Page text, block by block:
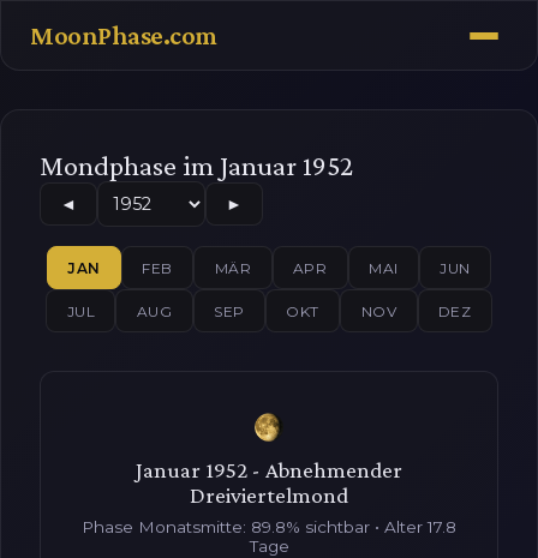
MoonPhase.com
Mondphase im Januar 1952
◄ ►
JAN FEB MÄR APR MAI JUN
JUL AUG SEP OKT NOV DEZ
Januar 1952 - Abnehmender
Dreiviertelmond
Phase Monatsmitte: 89.8% sichtbar • Alter 17.8
Tage